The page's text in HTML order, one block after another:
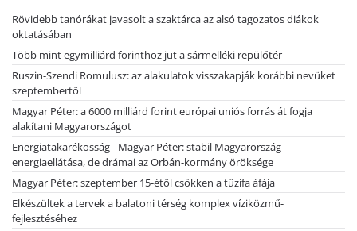
Rövidebb tanórákat javasolt a szaktárca az alsó tagozatos diákok
oktatásában
Több mint egymilliárd forinthoz jut a sármelléki repülőtér
Ruszin-Szendi Romulusz: az alakulatok visszakapják korábbi nevüket
szeptembertől
Magyar Péter: a 6000 milliárd forint európai uniós forrás át fogja
alakítani Magyarországot
Energiatakarékosság - Magyar Péter: stabil Magyarország
energiaellátása, de drámai az Orbán-kormány öröksége
Magyar Péter: szeptember 15-étől csökken a tűzifa áfája
Elkészültek a tervek a balatoni térség komplex víziközmű-
fejlesztéséhez